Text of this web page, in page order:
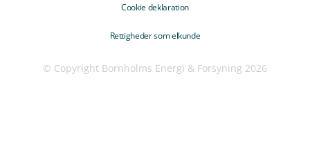
Cookie deklaration
Rettigheder som elkunde
© Copyright Bornholms Energi & Forsyning 2026